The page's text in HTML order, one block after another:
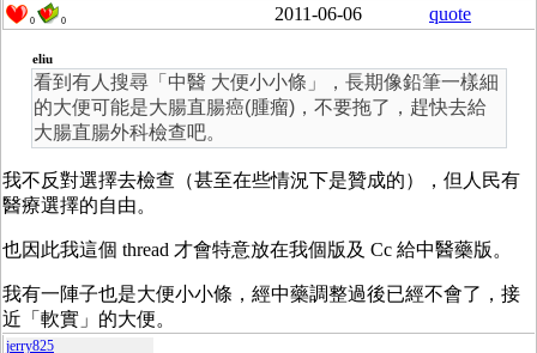
0 0 2011-06-06 quote
eliu
看到有人搜尋「中醫 大便小小條」，長期像鉛筆一樣細
的大便可能是大腸直腸癌(腫瘤)，不要拖了，趕快去給
大腸直腸外科檢查吧。
我不反對選擇去檢查（甚至在些情況下是贊成的），但人民有
醫療選擇的自由。
也因此我這個 thread 才會特意放在我個版及 Cc 給中醫藥版。
我有一陣子也是大便小小條，經中藥調整過後已經不會了，接
近「軟實」的大便。
jerry825